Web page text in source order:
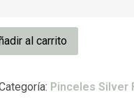
al carrito
Pinceles Silver